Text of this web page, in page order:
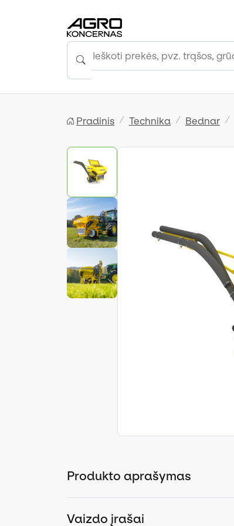
Pradinis Technika Bednar
Produkto aprašymas
Vaizdo įrašai